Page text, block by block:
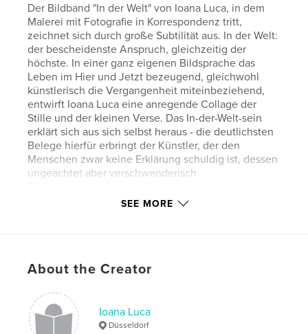
Der Bildband "In der Welt" von Ioana Luca, in dem
Malerei mit Fotografie in Korrespondenz tritt,
zeichnet sich durch große Subtilität aus. In der Welt:
der bescheidenste Anspruch, gleichzeitig der
höchste. In einer ganz eigenen Bildsprache das
Leben im Hier und Jetzt bezeugend, gleichwohl
künstlerisch die Vergangenheit miteinbeziehend,
entwirft Ioana Luca eine anregende Collage der
Stille und der kleinen Verse. Das In-der-Welt-sein
erklärt sich aus sich selbst heraus - die deutlichsten
Belege hierfür erbringt der Künstler, der den
Menschen zwar keine Erklärung schuldig ist, dessen
ungeachtet aber verschwenderisch
Allgemeinheit schenkt.
Primary Category: Fine Art
# of Pages:
Publish Date:
Jul 19, 2014
SEE MORE
About the Creator
Ioana Luca
Düsseldorf